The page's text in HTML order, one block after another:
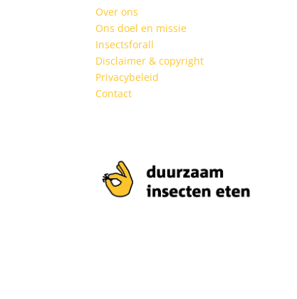
Over ons
Ons doel en missie
Insectsforall
Disclaimer & copyright
Privacybeleid
Contact